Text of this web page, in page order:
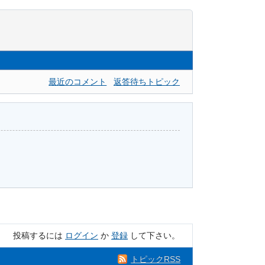
最近のコメント 返答待ちトピック
投稿するには ログイン か 登録 して下さい。
トピックRSS